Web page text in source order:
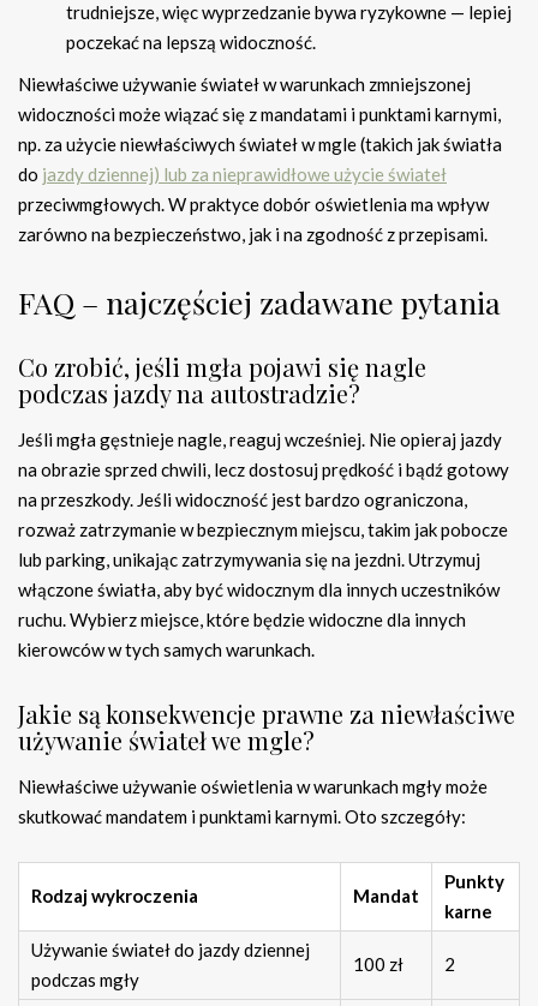
trudniejsze, więc wyprzedzanie bywa ryzykowne — lepiej
poczekać na lepszą widoczność.
Niewłaściwe używanie świateł w warunkach zmniejszonej
widoczności może wiązać się z mandatami i punktami karnymi,
np. za użycie niewłaściwych świateł w mgle (takich jak światła
do jazdy dziennej) lub za nieprawidłowe użycie świateł
przeciwmgłowych. W praktyce dobór oświetlenia ma wpływ
zarówno na bezpieczeństwo, jak i na zgodność z przepisami.
FAQ – najczęściej zadawane pytania
Co zrobić, jeśli mgła pojawi się nagle
podczas jazdy na autostradzie?
Jeśli mgła gęstnieje nagle, reaguj wcześniej. Nie opieraj jazdy
na obrazie sprzed chwili, lecz dostosuj prędkość i bądź gotowy
na przeszkody. Jeśli widoczność jest bardzo ograniczona,
rozważ zatrzymanie w bezpiecznym miejscu, takim jak pobocze
lub parking, unikając zatrzymywania się na jezdni. Utrzymuj
włączone światła, aby być widocznym dla innych uczestników
ruchu. Wybierz miejsce, które będzie widoczne dla innych
kierowców w tych samych warunkach.
Jakie są konsekwencje prawne za niewłaściwe
używanie świateł we mgle?
Niewłaściwe używanie oświetlenia w warunkach mgły może
skutkować mandatem i punktami karnymi. Oto szczegóły:
Rodzaj wykroczenia Mandat
Punkty
karne
Używanie świateł do jazdy dziennej
podczas mgły
100 zł 2